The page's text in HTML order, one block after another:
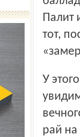
Палит
тот,
У этого лицедея в исполнении Александра Тихончука не
рай на